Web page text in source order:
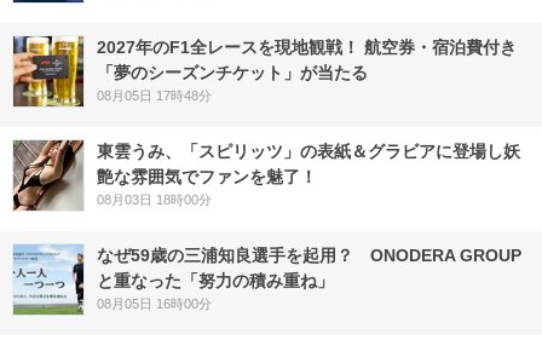
2027年のF1全レースを現地観戦！ 航空券・宿泊費付き
「夢のシーズンチケット」が当たる
08月05日 17時48分
東雲うみ、「スピリッツ」の表紙＆グラビアに登場し妖
艶な雰囲気でファンを魅了！
08月03日 18時00分
なぜ59歳の三浦知良選手を起用？ ONODERA GROUP
と重なった「努力の積み重ね」
08月05日 16時00分